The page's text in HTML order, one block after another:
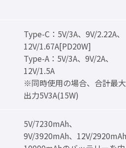
Type-C：5V/3A、9V/2.22A、
12V/1.67A[PD20W]
Type-A：5V/3A、9V/2A、
12V/1.5A
※同時使用の場合、合計最大
出力5V3A(15W)
5V/7230mAh、
9V/3920mAh、12V/2920mAh